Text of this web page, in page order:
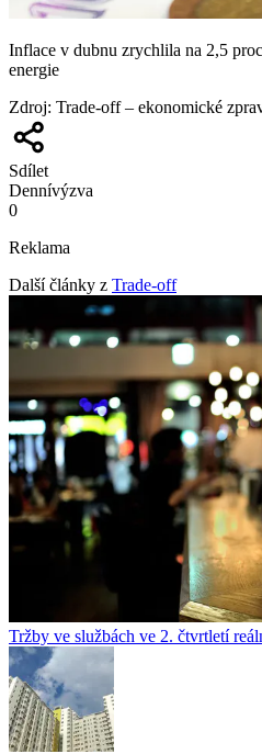
Inflace v dubnu zrychlila na 2,5
energie
Zdroj: Trade-off – ekonomické
Sdílet
Dennívýzva
0
Reklama
Další články z Trade-off
Tržby ve službách ve 2. čtvrtletí